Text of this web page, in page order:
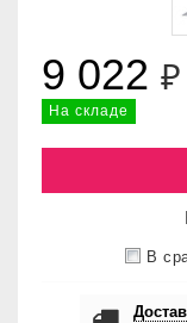
9 022 ₽
На складе
В